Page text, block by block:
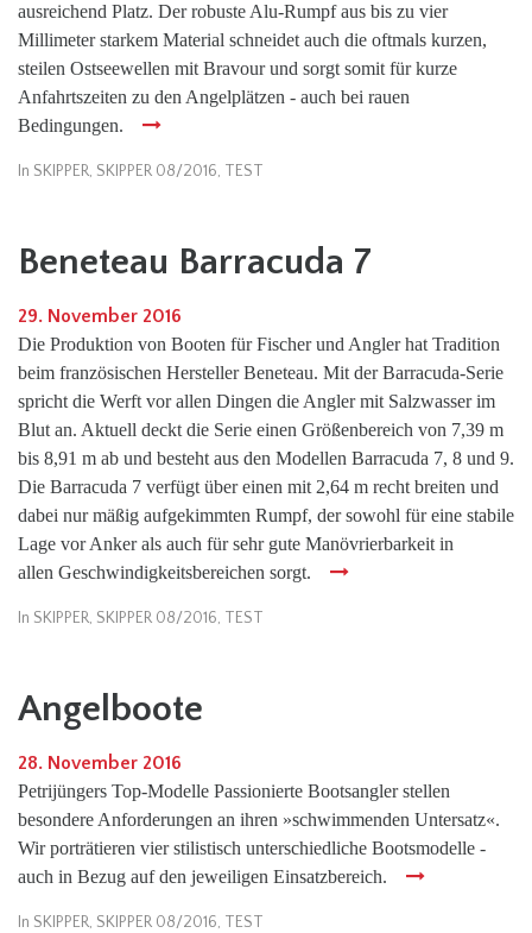
ausreichend Platz. Der robuste Alu-Rumpf aus bis zu vier
Millimeter starkem Material schneidet auch die oftmals kurzen,
steilen Ostseewellen mit Bravour und sorgt somit für kurze
Anfahrtszeiten zu den Angelplätzen - auch bei rauen
Bedingungen.
In SKIPPER, SKIPPER 08/2016, TEST
Beneteau Barracuda 7
29. November 2016
Die Produktion von Booten für Fischer und Angler hat Tradition
beim französischen Hersteller Beneteau. Mit der Barracuda-Serie
spricht die Werft vor allen Dingen die Angler mit Salzwasser im
Blut an. Aktuell deckt die Serie einen Größenbereich von 7,39 m
bis 8,91 m ab und besteht aus den Modellen Barracuda 7, 8 und 9.
Die Barracuda 7 verfügt über einen mit 2,64 m recht breiten und
dabei nur mäßig aufgekimmten Rumpf, der sowohl für eine stabile
Lage vor Anker als auch für sehr gute Manövrierbarkeit in
allen Geschwindigkeitsbereichen sorgt.
In SKIPPER, SKIPPER 08/2016, TEST
Angelboote
28. November 2016
Petrijüngers Top-Modelle Passionierte Bootsangler stellen
besondere Anforderungen an ihren »schwimmenden Untersatz«.
Wir porträtieren vier stilistisch unterschiedliche Bootsmodelle -
auch in Bezug auf den jeweiligen Einsatzbereich.
In SKIPPER, SKIPPER 08/2016, TEST